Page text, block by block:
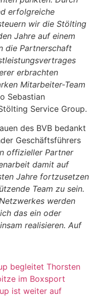
erfolgreiche
wir die Stölting
Jahre auf einem
die Partnerschaft
erbrachten
Mitarbeiter-Team
Sebastian
Service Group.
des BVB bedankt
Geschäftsführers
offizieller Partner
damit auf
Jahre fortzusetzen
Team zu sein.
werden
das ein oder
realisieren. Auf
begleitet Thorsten
im Boxsport
ist weiter auf